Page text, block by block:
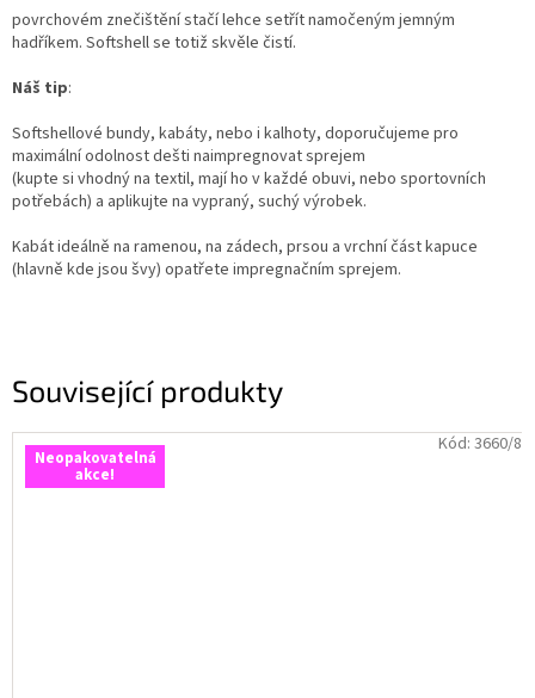
Související produkty
Neopakovatelná
akce!
Kód: 3660/8
povrchovém znečištění stačí lehce setřít namočeným jemným
hadříkem. Softshell se totiž skvěle čistí.
Náš tip:
Softshellové bundy, kabáty, nebo i kalhoty, doporučujeme pro
maximální odolnost dešti naimpregnovat sprejem
(kupte si vhodný na textil, mají ho v každé obuvi, nebo sportovních
potřebách) a aplikujte na vypraný, suchý výrobek.
Kabát ideálně na ramenou, na zádech, prsou a vrchní část kapuce
(hlavně kde jsou švy) opatřete impregnačním sprejem.